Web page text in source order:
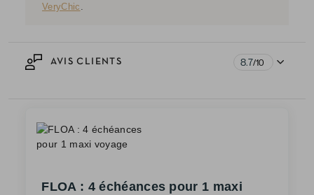
AVIS CLIENTS 8.7/10
VeryChic
FLOA : 4 échéances pour 1 maxi